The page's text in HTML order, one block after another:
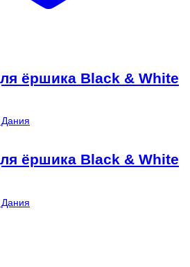
ёршика Black & White
ёршика Black & White